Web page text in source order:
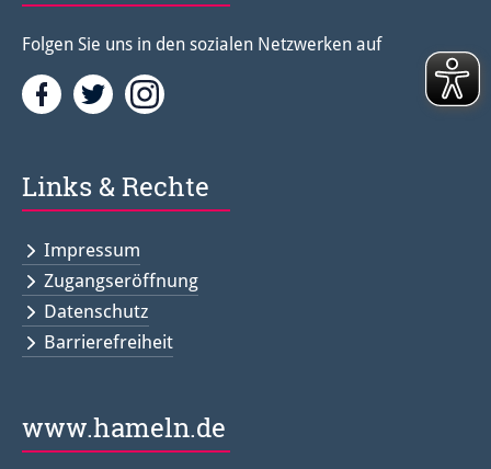
Folgen Sie uns in den sozialen Netzwerken auf
FacebookTwitter<
Links & Rechte
Impressum
Zugangseröffnung
Datenschutz
Barrierefreiheit
www.hameln.de